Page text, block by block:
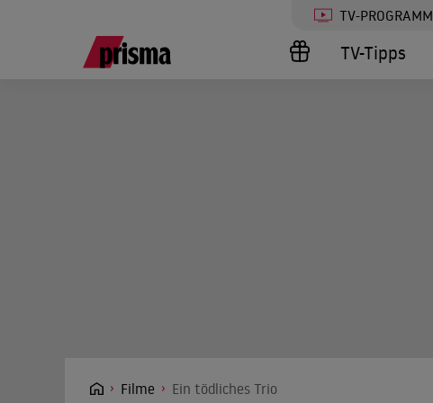
TV-PROGRAMM
TV-Tipps
Filme Ein tödliches Trio